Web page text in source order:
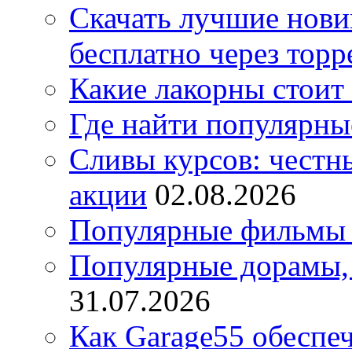
Скачать лучшие
бесплатно через
Какие лакорны стоит
Где найти
Сливы курсов:
акции 02.08.2026
Популярные фильмы
Популярные дорамы,
31.07.2026
Как Garage55